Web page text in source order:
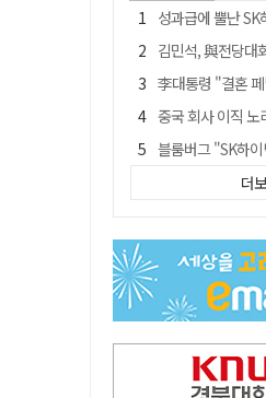
성과급에 뿔난 SK하이닉스 직
김민석, 與전당대회 제주·인천
李대통령 "결혼 페널티 개선"에…
중국 회사 이직 노리고 SK
블룸버그 "SK하이닉스, 中
트럼프 만난 손현보 목사…"현
경북 칠곡시니어클럽 커피앤솝 사
"아버지 외출한 사이"…흉기로 40
서울 면목동서 60대 남성 2
더